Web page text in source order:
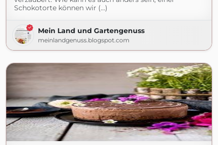
Schokotorte können wir (...)
Mein Land und Gartengenuss
meinlandgenuss.blogspot.com